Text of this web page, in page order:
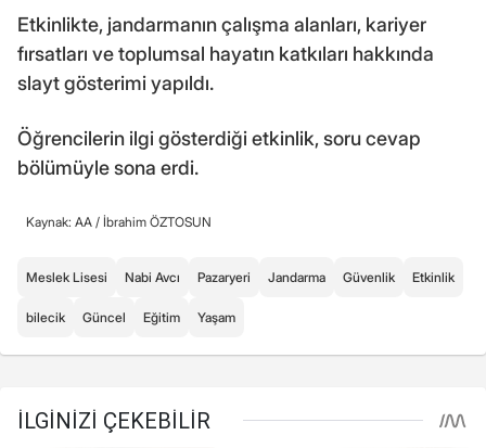
Etkinlikte, jandarmanın çalışma alanları, kariyer
fırsatları ve toplumsal hayatın katkıları hakkında
slayt gösterimi yapıldı.
Öğrencilerin ilgi gösterdiği etkinlik, soru cevap
bölümüyle sona erdi.
Kaynak: AA / İbrahim ÖZTOSUN
Meslek Lisesi Nabi Avcı Pazaryeri Jandarma Güvenlik Etkinlik
bilecik Güncel Eğitim Yaşam